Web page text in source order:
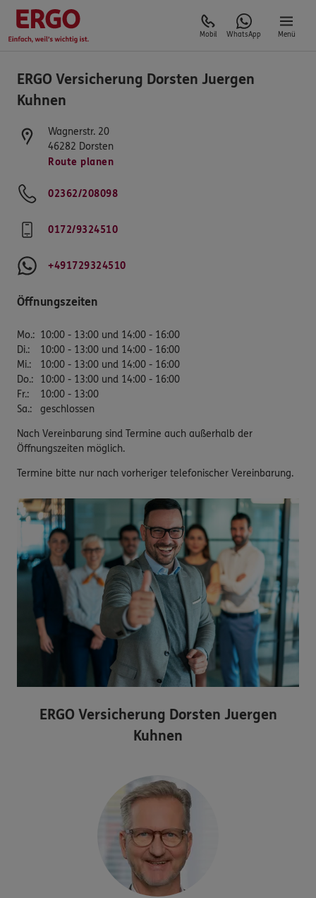
Mobil WhatsApp Menü
ERGO Versicherung Dorsten Juergen
Kuhnen
Wagnerstr. 20
46282 Dorsten
Route planen
02362/208098
0172/9324510
+491729324510
Öffnungszeiten
Mo.: 10:00 - 13:00 und 14:00 - 16:00
Di.:
10:00 - 13:00 und 14:00 - 16:00
Mi.:
10:00 - 13:00 und 14:00 - 16:00
Do.:
10:00 - 13:00 und 14:00 - 16:00
Fr.:
10:00 - 13:00
Sa.: geschlossen
Nach Vereinbarung sind Termine auch außerhalb der
Öffnungszeiten möglich.
Termine bitte nur nach vorheriger telefonischer Vereinbarung.
ERGO Versicherung Dorsten Juergen
Kuhnen